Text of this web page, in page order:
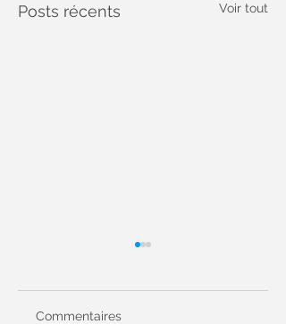
Posts récents Voir tout
Commentaires